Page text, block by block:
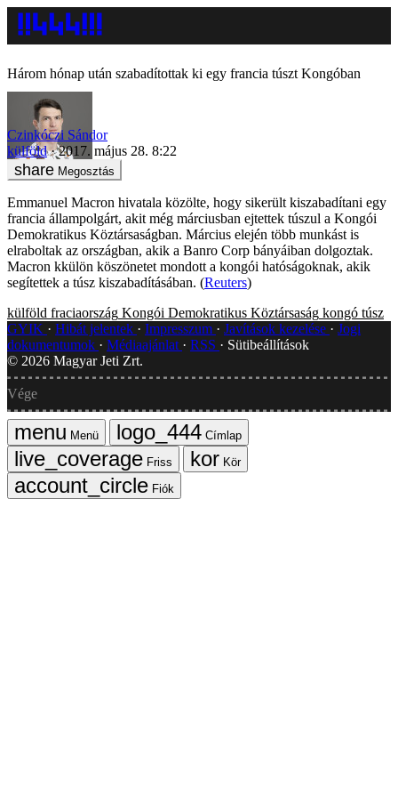
Három hónap után szabadítottak ki egy francia túszt Kongóban
Czinkóczi Sándor
külföld
2017. május 28. 8:22
Megosztás
Emmanuel Macron hivatala közölte, hogy sikerült kiszabadítani egy
francia állampolgárt, akit még márciusban ejtettek túszul a Kongói
Demokratikus Köztársaságban. Március elején több munkást is
elraboltak az országban, akik a Banro Corp bányáiban dolgoztak.
Macron kkülön köszönetet mondott a kongói hatóságoknak, akik
segítettek a túsz kiszabadításában. (Reuters)
külföld fraciaország Kongói Demokratikus Köztársaság kongó túsz
GYIK
Hibát jelentek Impresszum Javítások kezelése
Jogi
dokumentumok
Médiaajánlat RSS
Sütibeállítások
© 2026 Magyar Jeti Zrt.
Vége
Menü
Címlap
Friss
Kör
Fiók